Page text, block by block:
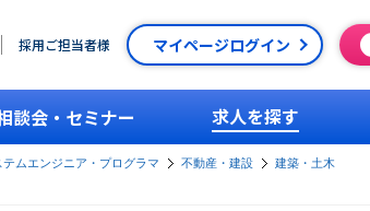
採用ご担当者様 マイページログイン
談会・セミナー 求人を探す
テムエンジニア・プログラマ 不動産・建設
建築・土木